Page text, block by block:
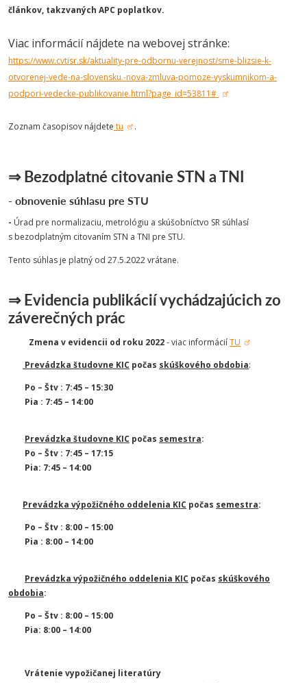
článkov, takzvaných APC poplatkov.
Viac informácií nájdete na webovej stránke:
https://www.cvtisr.sk/aktuality-pre-odbornu-verejnost/sme-blizsie-k-
otvorenej-vede-na-slovensku.-nova-zmluva-pomoze-vyskumnikom-a-
podpori-vedecke-publikovanie.html?page_id=53811#
Zoznam časopisov nájdete tu .
⇒ Bezodplatné citovanie STN a TNI
- obnovenie súhlasu pre STU
- Úrad pre normalizaciu, metrológiu a skúšobníctvo SR súhlasí
s bezodplatným citovaním STN a TNI pre STU.
Tento súhlas je platný od 27.5.2022 vrátane.
⇒ Evidencia publikácií vychádzajúcich zo
záverečných prác
Zmena v evidencii od roku 2022- viac informáciíTU
Prevádzka študovne KIC počas skúškového obdobia:
Po – Štv : 7:45 – 15:30
Pia : 7:45 – 14:00
Prevádzka študovne KIC počas semestra:
Po – Štv : 7:45 – 17:15
Pia: 7:45 – 14:00
Prevádzka výpožičného oddelenia KIC počas semestra:
Po – Štv : 8:00 – 15:00
Pia : 8:00 – 14:00
Prevádzka výpožičného oddelenia KIC počas skúškového
obdobia:
Po – Štv : 8:00 – 15:00
Pia: 8:00 – 14:00
Vrátenie vypožičanej literatúry